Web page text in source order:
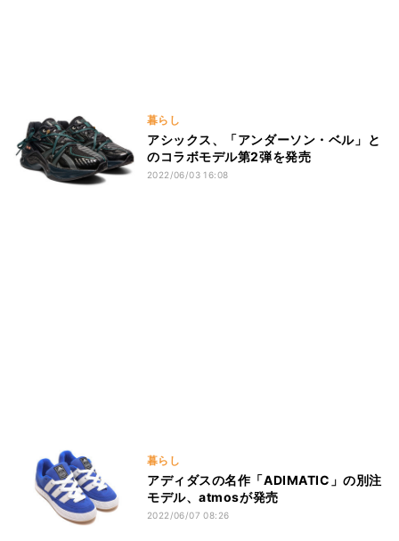
暮らし
アシックス、「アンダーソン・ベル」と
のコラボモデル第2弾を発売
2022/06/03 16:08
暮らし
アディダスの名作「ADIMATIC」の別注
モデル、atmosが発売
2022/06/07 08:26